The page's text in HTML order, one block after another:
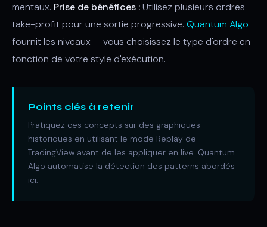
mentaux. Prise de bénéfices :Utilisez plusieurs ordres
take-profit pour une sortie progressive. Quantum Algo
fournit les niveaux — vous choisissez le type d'ordre en
fonction de votre style d'exécution.
Points clés à retenir
Pratiquez ces concepts sur des graphiques
historiques en utilisant le mode Replay de
TradingView avant de les appliquer en live. Quantum
Algo automatise la détection des patterns abordés
ici.